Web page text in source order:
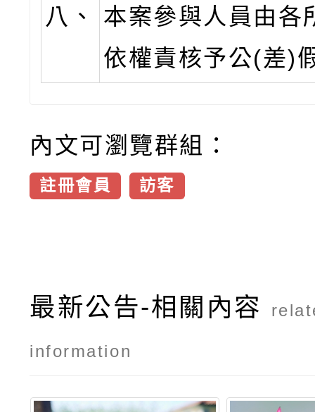
八、
本案參與人員由各
依權責核予公(差)
內文可瀏覽群組：
註冊會員 訪客
最新公告-相關內容
information